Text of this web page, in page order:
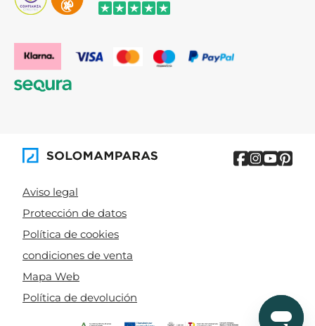
Aviso legal
Protección de datos
Política de cookies
condiciones de venta
Mapa Web
Política de devolución